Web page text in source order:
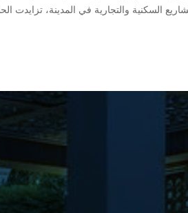
السكنية والتجارية في المدينة، تزايدت